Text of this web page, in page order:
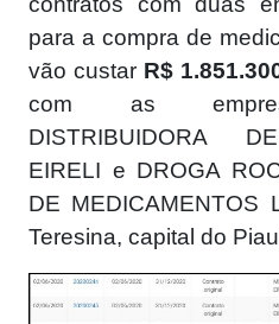
para a compra de
vão custar R$
com as
DISTRIBUIDORA
EIRELI e DROGA
DE MEDICAMENTOS
Teresina, capital do